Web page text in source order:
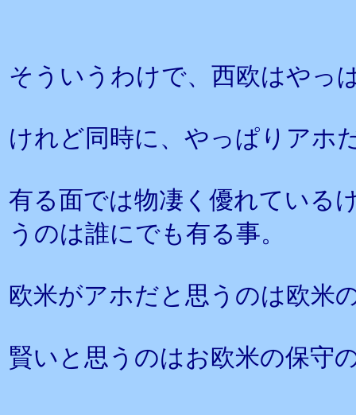
そういうわけで、西欧はやっ
けれど同時に、やっぱりアホ
有る面では物凄く優れている
うのは誰にでも有る事。
欧米がアホだと思うのは欧米
賢いと思うのはお欧米の保守